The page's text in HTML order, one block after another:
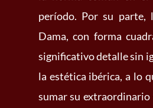
período. Por su parte,
Dama, con forma
significativo detalle sin
la estética ibérica, a lo
sumar su extraordinario